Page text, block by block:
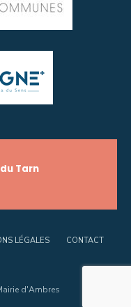
Tarn
LÉGALES CONTACT
d'Ambres